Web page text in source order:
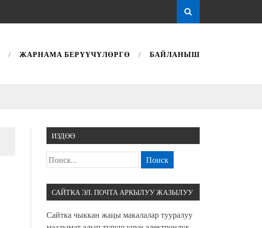
ЖАРНАМА БЕРҮҮЧҮЛӨРГӨ БАЙЛАНЫШ
ИЗДӨӨ
САЙТКА ЭЛ. ПОЧТА АРКЫЛУУ ЖАЗЫЛУУ
Сайтка чыккан жаңы макалалар тууралуу